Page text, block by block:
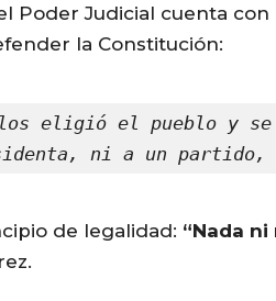
Poder Judicial cuenta
la Constitución:
eligió el pueblo y se
ni a un partido,
de legalidad: “Nada